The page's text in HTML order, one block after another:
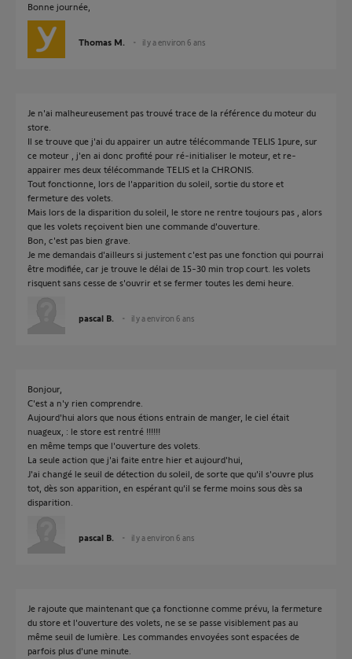
Bonne journée,
Thomas M. il y a environ 6 ans
Je n'ai malheureusement pas trouvé trace de la référence du moteur du
store.
Il se trouve que j'ai du appairer un autre télécommande TELIS 1pure, sur
ce moteur , j'en ai donc profité pour ré-initialiser le moteur, et re-
appairer mes deux télécommande TELIS et la CHRONIS.
Tout fonctionne, lors de l'apparition du soleil, sortie du store et
fermeture des volets.
Mais lors de la disparition du soleil, le store ne rentre toujours pas , alors
que les volets reçoivent bien une commande d'ouverture.
Bon, c'est pas bien grave.
Je me demandais d'ailleurs si justement c'est pas une fonction qui pourrai
être modifiée, car je trouve le délai de 15-30 min trop court. les volets
risquent sans cesse de s'ouvrir et se fermer toutes les demi heure.
pascal B. il y a environ 6 ans
Bonjour,
C'est a n'y rien comprendre.
Aujourd'hui alors que nous étions entrain de manger, le ciel était
nuageux, : le store est rentré !!!!!!
en même temps que l'ouverture des volets.
La seule action que j'ai faite entre hier et aujourd'hui,
J'ai changé le seuil de détection du soleil, de sorte que qu'il s'ouvre plus
tot, dès son apparition, en espérant qu'il se ferme moins sous dès sa
disparition.
pascal B. il y a environ 6 ans
Je rajoute que maintenant que ça fonctionne comme prévu, la fermeture
du store et l'ouverture des volets, ne se se passe visiblement pas au
même seuil de lumière. Les commandes envoyées sont espacées de
parfois plus d'une minute.